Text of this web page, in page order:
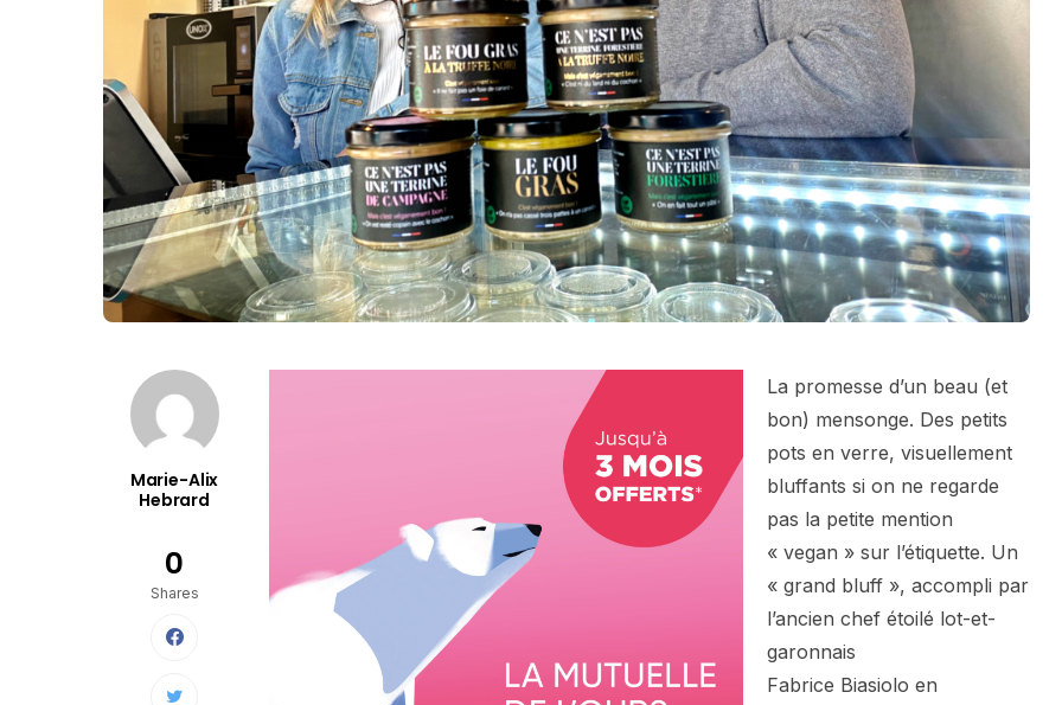
Marie-Alix
Hebrard
0
Shares
La promesse d’un beau (et
bon) mensonge. Des petits
pots en verre, visuellement
bluffants si on ne regarde
pas la petite mention
« vegan » sur l’étiquette. Un
« grand bluff », accompli par
l’ancien chef étoilé lot-et-
garonnais
Fabrice Biasiolo en